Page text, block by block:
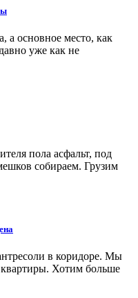
6 000 р.
1 800 р.
а основное место, как
уже как не
пола асфальт, под
собираем. Грузим
в коридоре. Мы
Хотим больше